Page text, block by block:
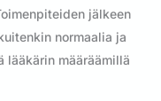
jälkeen
normaalia ja
lääkärin määräämillä